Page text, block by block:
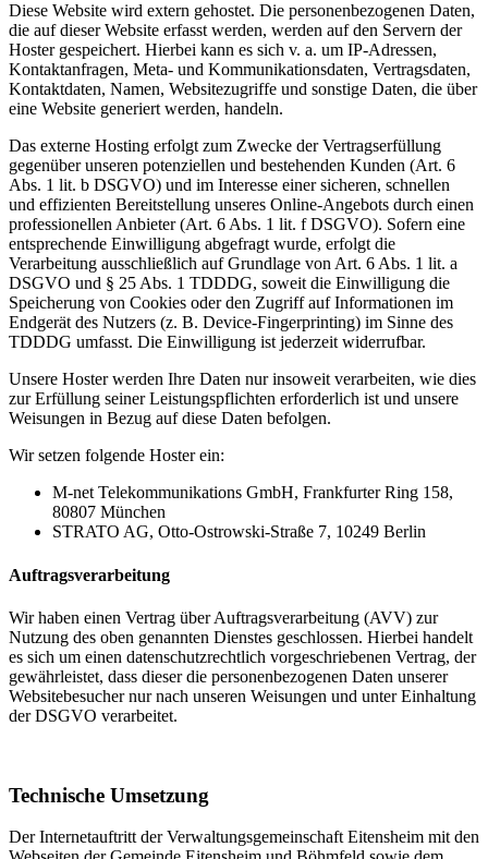
Diese Website wird extern gehostet. Die personenbezogenen Daten,
die auf dieser Website erfasst werden, werden auf den Servern der
Hoster gespeichert. Hierbei kann es sich v. a. um IP-Adressen,
Kontaktanfragen, Meta- und Kommunikationsdaten, Vertragsdaten,
Kontaktdaten, Namen, Websitezugriffe und sonstige Daten, die über
eine Website generiert werden, handeln.
Das externe Hosting erfolgt zum Zwecke der Vertragserfüllung
gegenüber unseren potenziellen und bestehenden Kunden (Art. 6
Abs. 1 lit. b DSGVO) und im Interesse einer sicheren, schnellen
und effizienten Bereitstellung unseres Online-Angebots durch einen
professionellen Anbieter (Art. 6 Abs. 1 lit. f DSGVO). Sofern eine
entsprechende Einwilligung abgefragt wurde, erfolgt die
Verarbeitung ausschließlich auf Grundlage von Art. 6 Abs. 1 lit. a
DSGVO und § 25 Abs. 1 TDDDG, soweit die Einwilligung die
Speicherung von Cookies oder den Zugriff auf Informationen im
Endgerät des Nutzers (z. B. Device-Fingerprinting) im Sinne des
TDDDG umfasst. Die Einwilligung ist jederzeit widerrufbar.
Unsere Hoster werden Ihre Daten nur insoweit verarbeiten, wie dies
zur Erfüllung seiner Leistungspflichten erforderlich ist und unsere
Weisungen in Bezug auf diese Daten befolgen.
Wir setzen folgende Hoster ein:
M-net Telekommunikations GmbH, Frankfurter Ring 158,
80807 München
STRATO AG, Otto-Ostrowski-Straße 7, 10249 Berlin
Auftragsverarbeitung
Wir haben einen Vertrag über Auftragsverarbeitung (AVV) zur
Nutzung des oben genannten Dienstes geschlossen. Hierbei handelt
es sich um einen datenschutzrechtlich vorgeschriebenen Vertrag, der
gewährleistet, dass dieser die personenbezogenen Daten unserer
Websitebesucher nur nach unseren Weisungen und unter Einhaltung
der DSGVO verarbeitet.
Technische Umsetzung
Der Internetauftritt der Verwaltungsgemeinschaft Eitensheim mit den